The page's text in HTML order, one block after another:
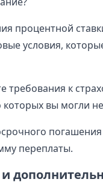
процентной
условия,
требования к
вы могли
переплаты.